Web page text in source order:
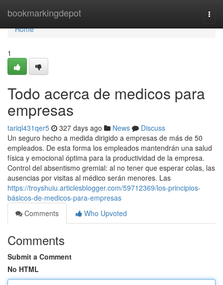
bookmarkingdepot
Home
Home
1
Todo acerca de medicos para
empresas
tariql431qer5 327 days ago News
Discuss
Un seguro hecho a medida dirigido a empresas de más de 50
empleados. De esta forma los empleados mantendrán una salud
física y emocional óptima para la productividad de la empresa.
Control del absentismo gremial: al no tener que esperar colas, las
ausencias por visitas al médico serán menores. Las
https://troyshuiu.articlesblogger.com/59712369/los-principios-
básicos-de-medicos-para-empresas
Comments
Who Upvoted
Comments
Submit a Comment
No HTML